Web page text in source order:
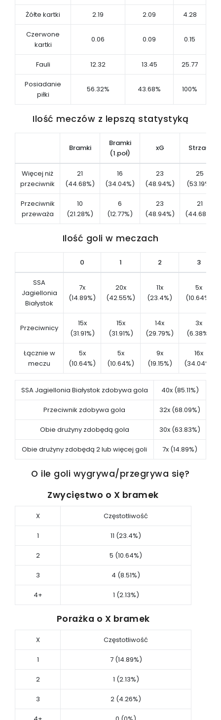
Żółte kartki 2.19 2.09 4.28
Czerwone
kartki
0.06 0.09 0.15
Fauli 12.32 13.45 25.77
Posiadanie
piłki
56.32% 43.68% 100%
Ilość meczów z lepszą statystyką
Bramki
Bramki
(1.poł)
xG Strzały
Więcej niż
przeciwnik
21
(44.68%)
16
(34.04%)
23
(48.94%)
25
(53.19%)
Przeciwnik
przeważa
10
(21.28%)
6
(12.77%)
23
(48.94%)
21
(44.68%)
Ilość goli w meczach
0 1 2 3
SSA
Jagiellonia
Białystok
7x
(14.89%)
20x
(42.55%)
11x
(23.4%)
5x
(10.64%)
Przeciwnicy
15x
(31.91%)
15x
(31.91%)
14x
(29.79%)
3x
(6.38%)
Łącznie w
meczu
5x
(10.64%)
5x
(10.64%)
9x
(19.15%)
16x
(34.04%)
SSA Jagiellonia Białystok zdobywa gola 40x (85.11%)
Przeciwnik zdobywa gola 32x (68.09%)
Obie drużyny zdobędą gola 30x (63.83%)
Obie drużyny zdobędą 2 lub więcej goli 7x (14.89%)
O ile goli wygrywa/przegrywa się?
Zwycięstwo o X bramek
X Częstotliwość
1 11 (23.4%)
2 5 (10.64%)
3 4 (8.51%)
4+ 1 (2.13%)
Porażka o X bramek
X Częstotliwość
1 7 (14.89%)
2 1 (2.13%)
3 2 (4.26%)